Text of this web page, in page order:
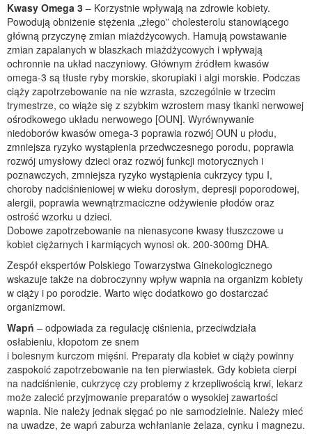
Kwasy Omega 3 – Korzystnie wpływają na zdrowie kobiety.
Powodują obniżenie stężenia „złego” cholesterolu stanowiącego
główną przyczynę zmian miażdżycowych. Hamują powstawanie
zmian zapalanych w blaszkach miażdżycowych i wpływają
ochronnie na układ naczyniowy. Głównym źródłem kwasów
omega-3 są tłuste ryby morskie, skorupiaki i algi morskie. Podczas
ciąży zapotrzebowanie na nie wzrasta, szczególnie w trzecim
trymestrze, co wiąże się z szybkim wzrostem masy tkanki nerwowej
ośrodkowego układu nerwowego [OUN]. Wyrównywanie
niedoborów kwasów omega-3 poprawia rozwój OUN u płodu,
zmniejsza ryzyko wystąpienia przedwczesnego porodu, poprawia
rozwój umysłowy dzieci oraz rozwój funkcji motorycznych i
poznawczych, zmniejsza ryzyko wystąpienia cukrzycy typu I,
choroby nadciśnieniowej w wieku dorosłym, depresji poporodowej,
alergii, poprawia wewnątrzmaciczne odżywienie płodów oraz
ostrość wzorku u dzieci.
Dobowe zapotrzebowanie na nienasycone kwasy tłuszczowe u
kobiet ciężarnych i karmiących wynosi ok. 200-300mg DHA.
Zespół ekspertów Polskiego Towarzystwa Ginekologicznego
wskazuje także na dobroczynny wpływ wapnia na organizm kobiety
w ciąży i po porodzie. Warto więc dodatkowo go dostarczać
organizmowi.
Wapń – odpowiada za regulację ciśnienia, przeciwdziała
osłabieniu, kłopotom ze snem
i bolesnym kurczom mięśni. Preparaty dla kobiet w ciąży powinny
zaspokoić zapotrzebowanie na ten pierwiastek. Gdy kobieta cierpi
na nadciśnienie, cukrzycę czy problemy z krzepliwością krwi, lekarz
może zalecić przyjmowanie preparatów o wysokiej zawartości
wapnia. Nie należy jednak sięgać po nie samodzielnie. Należy mieć
na uwadze, że wapń zaburza wchłanianie żelaza, cynku i magnezu.